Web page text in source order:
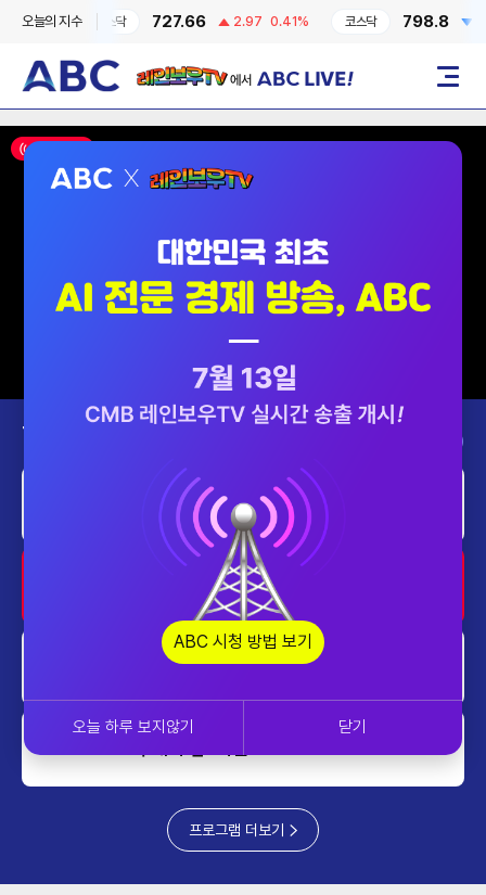
오늘의 지수
-0.6% 코스닥 727.66 2.97 0.41% 코스닥 798.8 2.87
레인보우TV에서 ABC LIVE! 메뉴
ON AIR
Today’s Program 2026-08-08 (토)
AI 톡톡
업&다운
프로그램 더보기
ABC 시청 방법 보기
오늘 하루 보지않기 닫기